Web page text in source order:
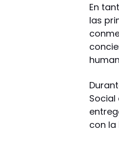
En
las
Social
con la